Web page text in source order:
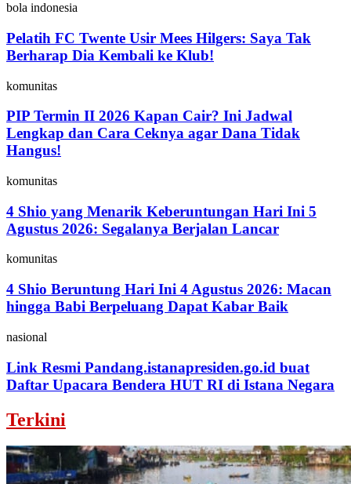
bola indonesia
Pelatih FC Twente Usir Mees Hilgers: Saya Tak
Berharap Dia Kembali ke Klub!
komunitas
PIP Termin II 2026 Kapan Cair? Ini Jadwal
Lengkap dan Cara Ceknya agar Dana Tidak
Hangus!
komunitas
4 Shio yang Menarik Keberuntungan Hari Ini 5
Agustus 2026: Segalanya Berjalan Lancar
komunitas
4 Shio Beruntung Hari Ini 4 Agustus 2026: Macan
hingga Babi Berpeluang Dapat Kabar Baik
nasional
Link Resmi Pandang.istanapresiden.go.id buat
Daftar Upacara Bendera HUT RI di Istana Negara
Terkini